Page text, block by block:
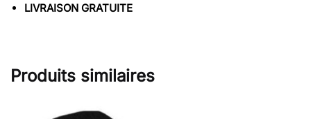
LIVRAISON GRATUITE
Produits similaires